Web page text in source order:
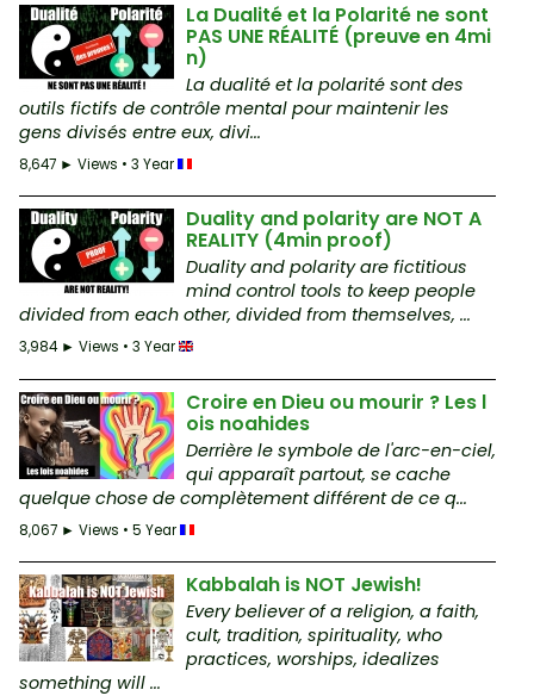
La Dualité et la Polarité ne sont
PAS UNE RÉALITÉ (preuve en 4mi
n)
La dualité et la polarité sont des
outils fictifs de contrôle mental pour maintenir les
gens divisés entre eux, divi...
8,647 ► Views • 3 Year
Duality and polarity are NOT A
REALITY (4min proof)
Duality and polarity are fictitious
mind control tools to keep people
divided from each other, divided from themselves, ...
3,984 ► Views • 3 Year
Croire en Dieu ou mourir ? Les l
ois noahides
Derrière le symbole de l'arc-en-ciel,
qui apparaît partout, se cache
quelque chose de complètement différent de ce q...
8,067 ► Views • 5 Year
Kabbalah is NOT Jewish!
Every believer of a religion, a faith,
cult, tradition, spirituality, who
practices, worships, idealizes
something will ...